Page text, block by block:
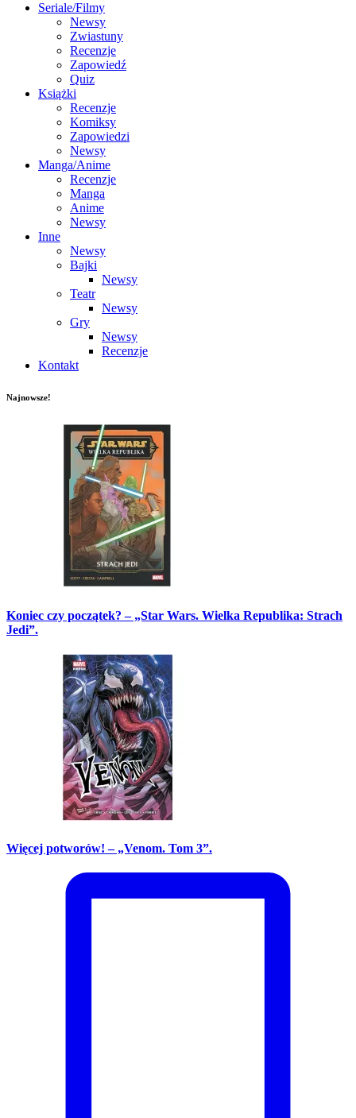
Seriale/Filmy
Newsy
Zwiastuny
Recenzje
Zapowiedź
Quiz
Książki
Recenzje
Komiksy
Zapowiedzi
Newsy
Manga/Anime
Recenzje
Manga
Anime
Newsy
Inne
Newsy
Bajki
Newsy
Teatr
Newsy
Gry
Newsy
Recenzje
Kontakt
Najnowsze!
Koniec czy początek? – „Star Wars. Wielka Republika: Strach
Jedi”.
Więcej potworów! – „Venom. Tom 3”.